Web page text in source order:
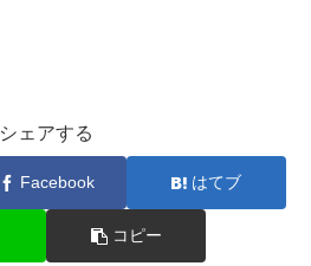
シェアする
Facebook はてブ
コピー